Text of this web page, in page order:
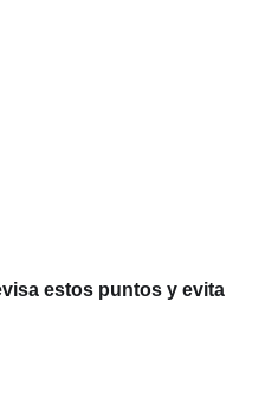
estos puntos y evita